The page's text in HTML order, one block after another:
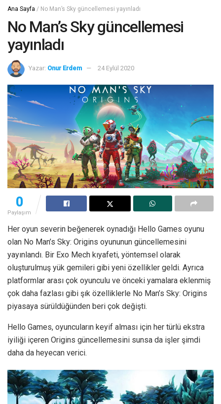
Ana Sayfa / No Man’s Sky güncellemesi yayınladı
No Man’s Sky güncellemesi
yayınladı
Yazar: Onur Erdem 24 Eylül 2020
0
Paylaşım
Her oyun severin beğenerek oynadığı Hello Games oyunu
olan No Man’s Sky: Origins oyununun güncellemesini
yayınlandı. Bir Exo Mech kıyafeti, yöntemsel olarak
oluşturulmuş yük gemileri gibi yeni özellikler geldi. Ayrıca
platformlar arası çok oyunculu ve önceki yamalara eklenmiş
çok daha fazlası gibi şık özelliklerle No Man’s Sky: Origins
piyasaya sürüldüğünden beri çok değişti.
Hello Games, oyuncuların keyif alması için her türlü ekstra
iyiliği içeren Origins güncellemesini sunsa da işler şimdi
daha da heyecan verici.